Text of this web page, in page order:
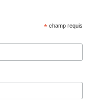
* champ requis